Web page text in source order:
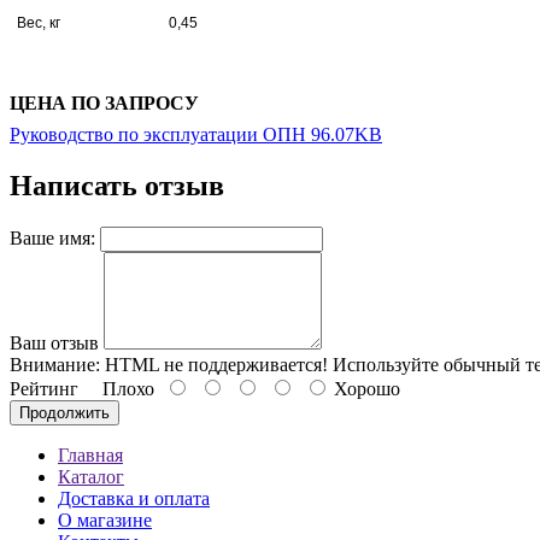
Вес, кг 0,45
ЦЕНА ПО ЗАПРОСУ
Руководство по эксплуатации ОПН 96.07KB
Написать отзыв
Ваше имя:
Ваш отзыв
Внимание: HTML не поддерживается! Используйте обычный
Рейтинг Плохо Хорошо
Продолжить
Главная
Каталог
Доставка и оплата
О магазине